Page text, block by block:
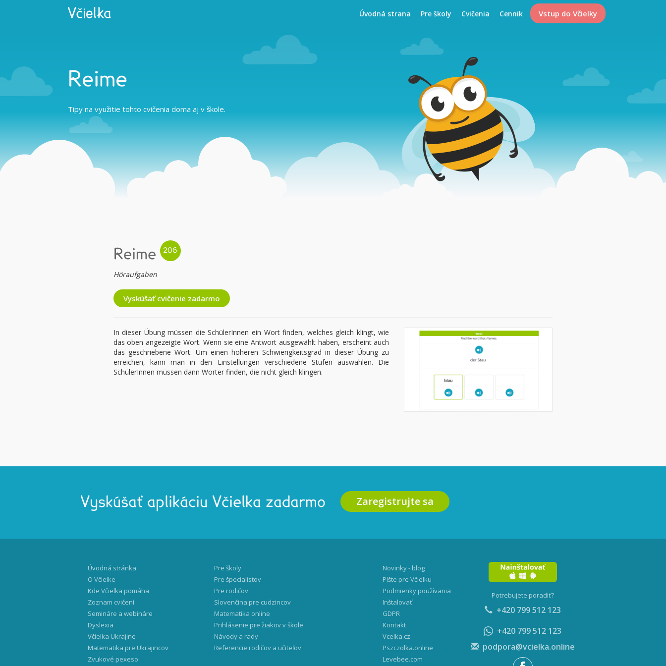
Úvodná strana Pre školy Cvičenia Cennik Vstup do Včielky
Reime
Tipy na využitie tohto cvičenia doma aj v škole.
Reime
Höraufgaben
Vyskúšať cvičenie zadarmo
In dieser Übung müssen die SchülerInnen ein Wort finden, welches gleich klingt, wie
das oben angezeigte Wort. Wenn sie eine Antwort ausgewählt haben, erscheint auch
das geschriebene Wort. Um einen höheren Schwierigkeitsgrad in dieser Übung zu
erreichen, kann man in den Einstellungen verschiedene Stufen auswählen. Die
SchülerInnen müssen dann Wörter finden, die nicht gleich klingen.
Vyskúšať aplikáciu Včielka zadarmo Zaregistrujte sa
Úvodná stránka
O Včielke
Kde Včielka pomáha
Zoznam cvičení
Semináre a webináre
Dyslexia
Včielka Ukrajine
Matematika pre Ukrajincov
Zvukové pexeso
Pre školy
Pre špecialistov
Pre rodičov
Slovenčina pre cudzincov
Matematika online
Prihlásenie pre žiakov v škole
Návody a rady
Referencie rodičov a učiteľov
Novinky - blog
Píšte pre Včielku
Podmienky používania
Inštalovať
GDPR
Kontakt
Vcelka.cz
Pszczolka.online
Levebee.com
Potrebujete poradiť?
+420 799 512 123
+420 799 512 123
podpora@vcielka.online